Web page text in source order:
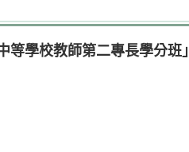
學校教師第二專長學分班」